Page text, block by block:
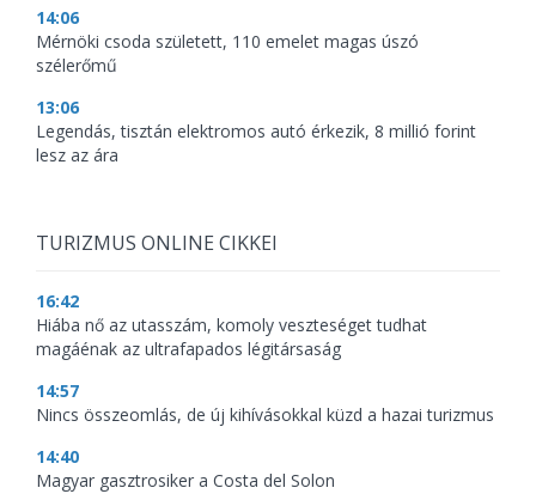
14:06
Mérnöki csoda született, 110 emelet magas úszó
szélerőmű
13:06
Legendás, tisztán elektromos autó érkezik, 8 millió forint
lesz az ára
TURIZMUS ONLINE CIKKEI
16:42
Hiába nő az utasszám, komoly veszteséget tudhat
magáénak az ultrafapados légitársaság
14:57
Nincs összeomlás, de új kihívásokkal küzd a hazai turizmus
14:40
Magyar gasztrosiker a Costa del Solon